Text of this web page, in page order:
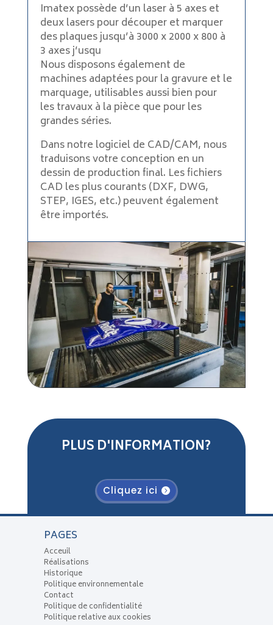
Imatex possède d’un laser à 5 axes et
deux lasers pour découper et marquer
des plaques jusqu’à 3000 x 2000 x 800 à
3 axes j’usqu
Nous disposons également de
machines adaptées pour la gravure et le
marquage, utilisables aussi bien pour
les travaux à la pièce que pour les
grandes séries.
Dans notre logiciel de CAD/CAM, nous
traduisons votre conception en un
dessin de production final. Les fichiers
CAD les plus courants (DXF, DWG,
STEP, IGES, etc.) peuvent également
être importés.
PLUS D'INFORMATION?
Cliquez ici
PAGES
Acceuil
Réalisations
Historique
Politique environnementale
Contact
Politique de confidentialité
Politique relative aux cookies